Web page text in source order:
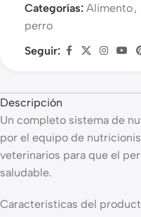
Categorías: Alimento,
perro
Seguir:
Descripción
Un completo sistema de
por el equipo de
veterinarios para que el
saludable.
Caracteristicas del